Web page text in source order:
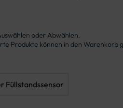
oder Abwählen.
Produkte können in den Warenkorb
Füllstandssensor